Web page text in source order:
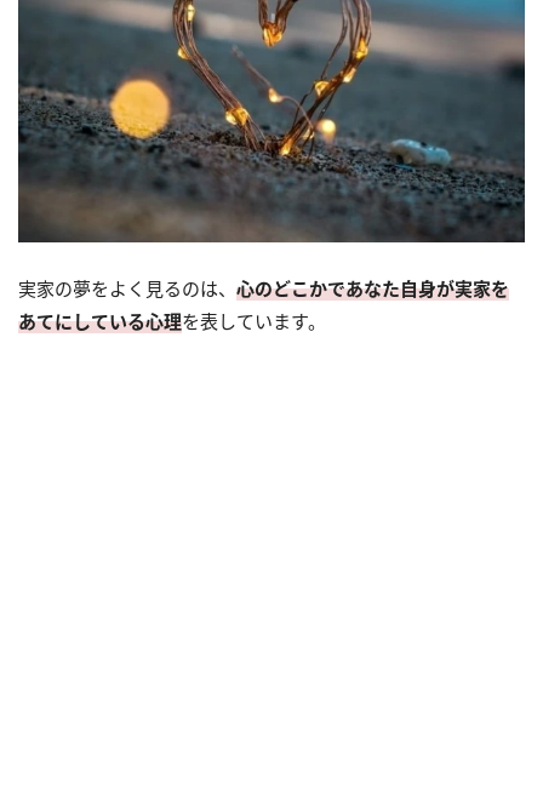
実家の夢をよく見るのは、 心のどこかであなた自身が実家を
あてにしている心理を表しています。